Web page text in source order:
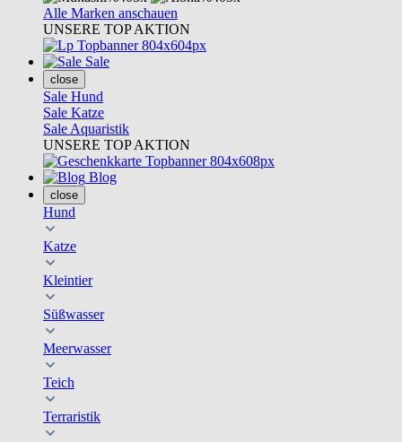
Alle Marken anschauen
UNSERE TOP AKTION
Sale
close
Sale Hund
Sale Katze
Sale Aquaristik
UNSERE TOP AKTION
Blog
close
Hund
Katze
Kleintier
Süßwasser
Meerwasser
Teich
Terraristik